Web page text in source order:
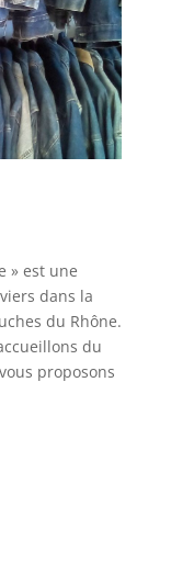
» est une
dans la
du Rhône.
du
proposons